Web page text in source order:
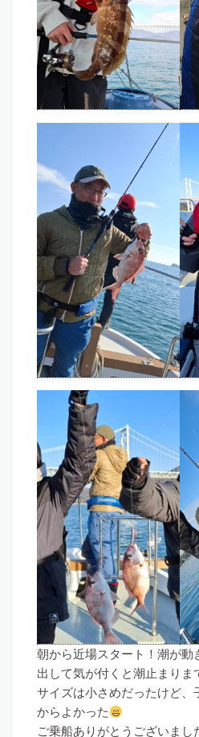
朝から近場スタート！潮が動
出して気が付くと潮止まりま
サイズは小さめだったけど、
からよかった
ご乗船ありがとうございまし